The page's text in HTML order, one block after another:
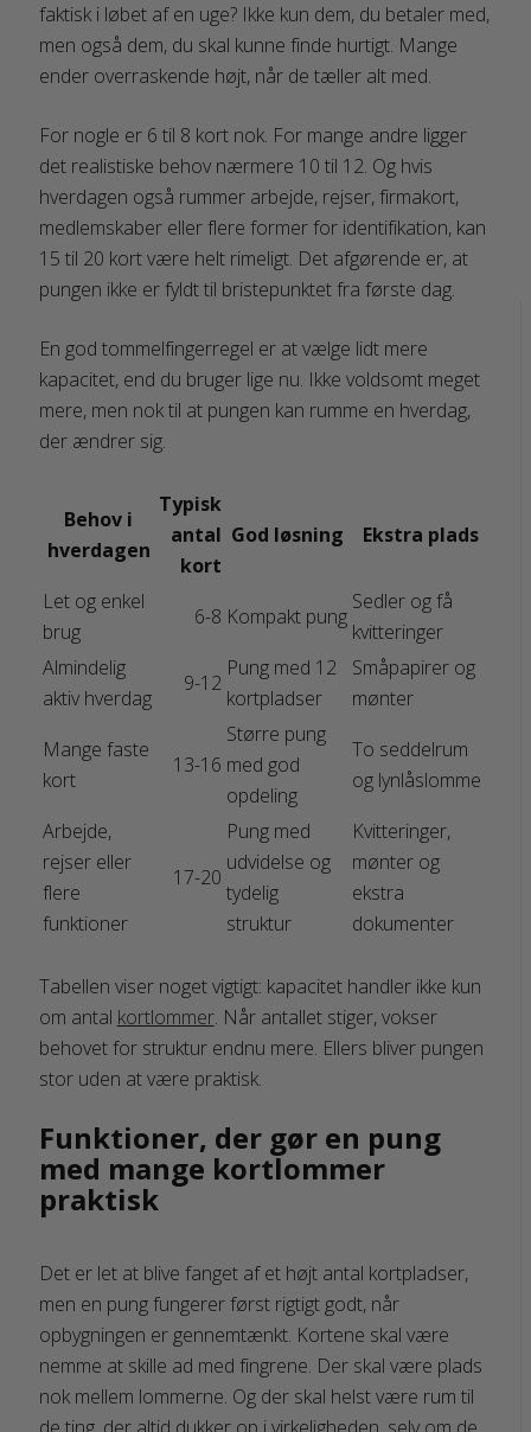
faktisk i løbet af en uge? Ikke kun dem, du betaler med,
men også dem, du skal kunne finde hurtigt. Mange
ender overraskende højt, når de tæller alt med.
For nogle er 6 til 8 kort nok. For mange andre ligger
det realistiske behov nærmere 10 til 12. Og hvis
hverdagen også rummer arbejde, rejser, firmakort,
medlemskaber eller flere former for identifikation, kan
15 til 20 kort være helt rimeligt. Det afgørende er, at
pungen ikke er fyldt til bristepunktet fra første dag.
En god tommelfingerregel er at vælge lidt mere
kapacitet, end du bruger lige nu. Ikke voldsomt meget
mere, men nok til at pungen kan rumme en hverdag,
der ændrer sig.
Behov i
hverdagen
Typisk
antal
kort
God løsning Ekstra plads
Let og enkel
brug
6-8 Kompakt pung
Sedler og få
kvitteringer
Almindelig
aktiv hverdag
9-12
Pung med 12
kortpladser
Småpapirer og
mønter
Mange faste
kort
13-16
Større pung
med god
opdeling
To seddelrum
og lynlåslomme
Arbejde,
rejser eller
flere
funktioner
17-20
Pung med
udvidelse og
tydelig
struktur
Kvitteringer,
mønter og
ekstra
dokumenter
Tabellen viser noget vigtigt: kapacitet handler ikke kun
om antal kortlommer. Når antallet stiger, vokser
behovet for struktur endnu mere. Ellers bliver pungen
stor uden at være praktisk.
Funktioner, der gør en pung
med mange kortlommer
praktisk
Det er let at blive fanget af et højt antal kortpladser,
men en pung fungerer først rigtigt godt, når
opbygningen er gennemtænkt. Kortene skal være
nemme at skille ad med fingrene. Der skal være plads
nok mellem lommerne. Og der skal helst være rum til